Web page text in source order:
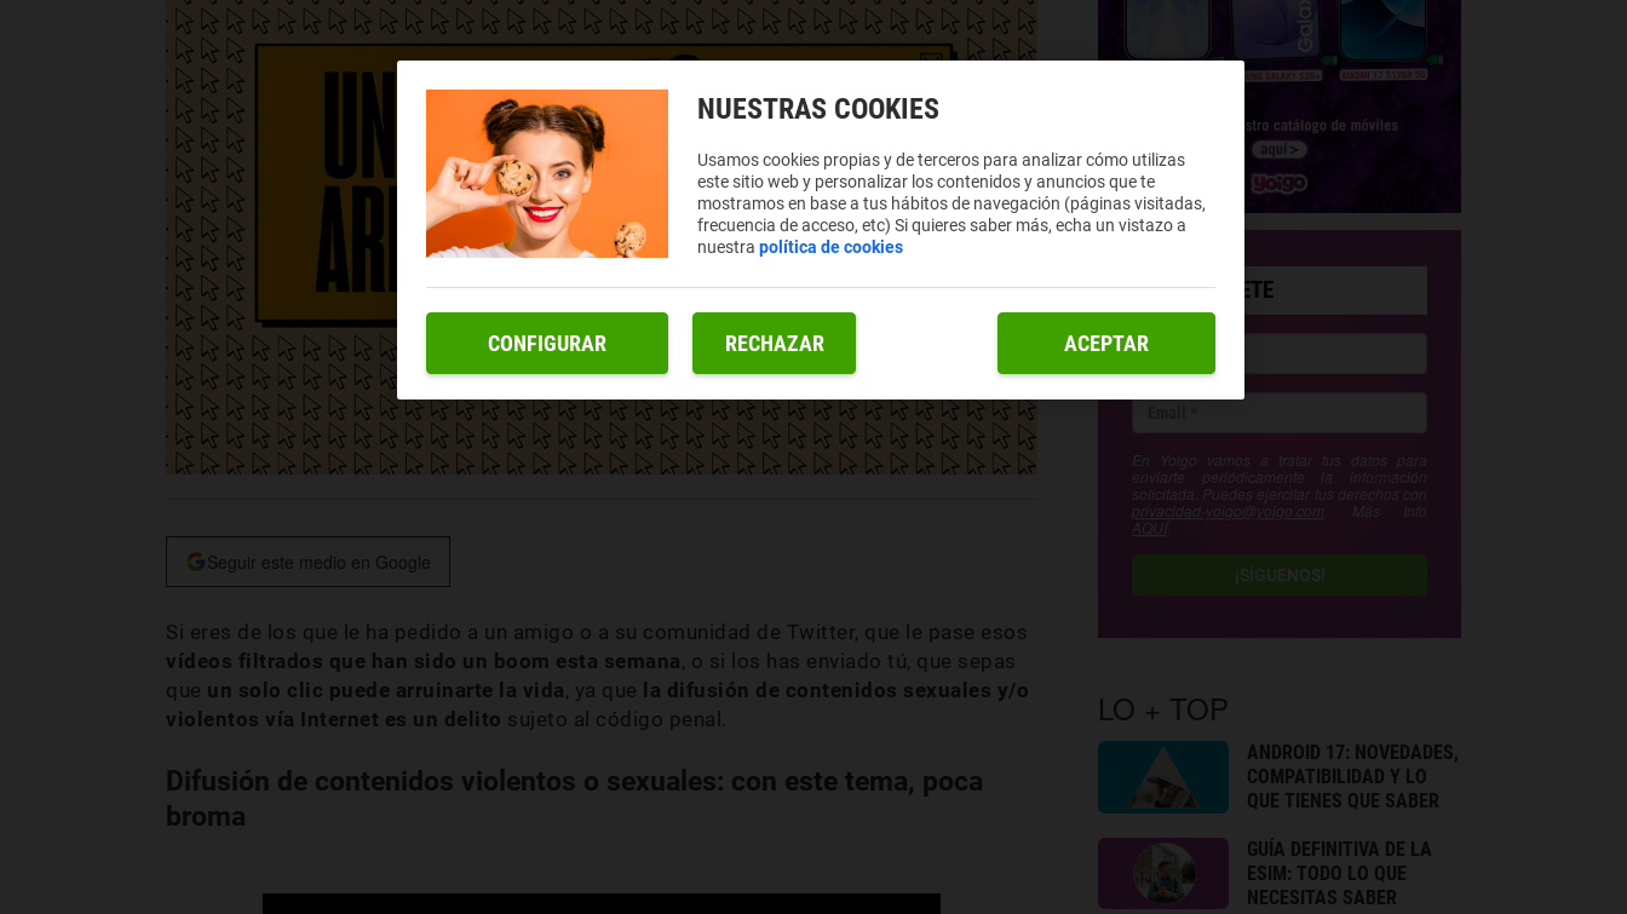
Seguir este medio en Google
Si eres de los que le ha pedido a un amigo o a su comunidad de Twitter, que le pase esos
vídeos filtrados que han sido un boom esta semana, o si los has enviado tú, que sepas
que un solo clic puede arruinarte la vida, ya que la difusión de contenidos sexuales y/o
violentos vía Internet es un delito sujeto al código penal.
Difusión de contenidos violentos o sexuales: con este tema, poca
broma
SUSCRÍBETE
En Yoigo vamos a tratar tus datos para
enviarte periódicamente la información
solicitada. Puedes ejercitar tus derechos con
privacidad-yoigo@yoigo.com . Más Info
AQUÍ
¡SÍGUENOS!
LO + TOP
ANDROID 17: NOVEDADES,
COMPATIBILIDAD Y LO
QUE TIENES QUE SABER
GUÍA DEFINITIVA DE LA
ESIM: TODO LO QUE
NECESITAS SABER
NUESTRAS COOKIES
Usamos cookies propias y de terceros para analizar cómo utilizas
este sitio web y personalizar los contenidos y anuncios que te
mostramos en base a tus hábitos de navegación (páginas visitadas,
frecuencia de acceso, etc) Si quieres saber más, echa un vistazo a
nuestrapolítica de cookies
RECHAZAR ACEPTAR
CONFIGURAR